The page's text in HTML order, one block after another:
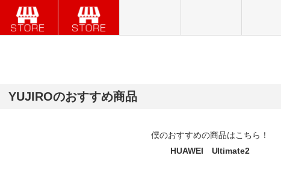
YUJIROのおすすめ商品
僕のおすすめの商品はこちら！
HUAWEI Ultimate2